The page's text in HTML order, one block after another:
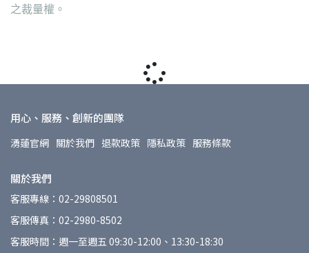
之裁量權。
用心、服務、創新的團隊
湧蓮官網 關於我們 退款政策 隱私政策 服務條款
關於我們
客服專線：02-29808501
客服傳真：02-2980-8502
客服時間：週一至週五 09:30-12:00、13:30-18:30